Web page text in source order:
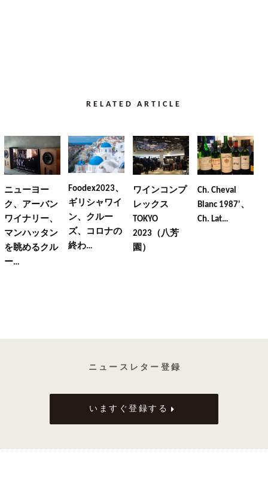
RELATED ARTICLE
ニューヨー
ク、アーバン
ワイナリー、
マンハッタン
を眺めるクル
ー…
Foodex2023、
ギリシャワイ
ン、クルー
ズ、コロナの
終わ…
ワインコンプ
レックス
TOKYO
2023（八芳
園）
Ch. Cheval
Blanc 1987'、
Ch. Lat…
ニ ュ ー ス レ タ ー 登 録
いますぐ登録する